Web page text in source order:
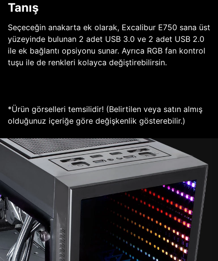
Tanış
Seçeceğin anakarta ek olarak, Excalibur E750 sana üst
yüzeyinde bulunan 2 adet USB 3.0 ve 2 adet USB 2.0
ile ek bağlantı opsiyonu sunar. Ayrıca RGB fan kontrol
tuşu ile de renkleri kolayca değiştirebilirsin.
*Ürün görselleri temsilidir! (Belirtilen veya satın almış
olduğunuz içeriğe göre değişkenlik gösterebilir.)